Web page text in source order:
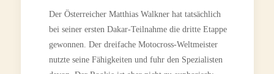
Der Österreicher Matthias Walkner hat tatsächlich
bei seiner ersten Dakar-Teilnahme die dritte Etappe
gewonnen. Der dreifache Motocross-Weltmeister
nutzte seine Fähigkeiten und fuhr den Spezialisten